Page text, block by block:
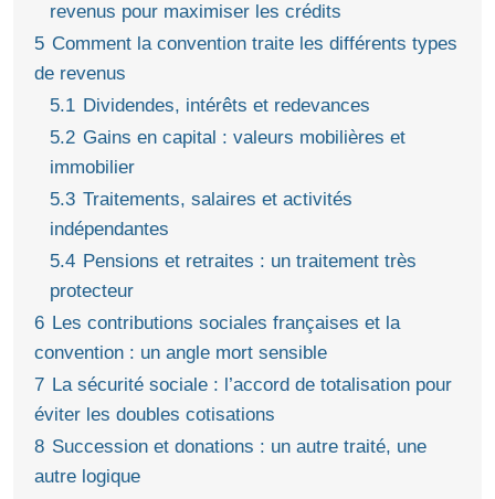
revenus pour maximiser les crédits
5 Comment la convention traite les différents types
de revenus
5.1 Dividendes, intérêts et redevances
5.2 Gains en capital : valeurs mobilières et
immobilier
5.3 Traitements, salaires et activités
indépendantes
5.4 Pensions et retraites : un traitement très
protecteur
6 Les contributions sociales françaises et la
convention : un angle mort sensible
7 La sécurité sociale : l’accord de totalisation pour
éviter les doubles cotisations
8 Succession et donations : un autre traité, une
autre logique